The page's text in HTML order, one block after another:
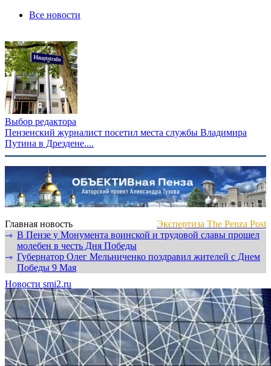
Все новости
Выбор редактора
Пензенский журналист посетил места службы Владимира
Путина в Дрездене....
Главная новость
Экспертиза The Penza Post
⇾ В Пензе у Монумента воинской и трудовой славы прошел
молебен в честь Дня Победы
⇾ Губернатор Олег Мельниченко поздравил жителей с Днем
Победы 9 Мая
Новости smi2.ru